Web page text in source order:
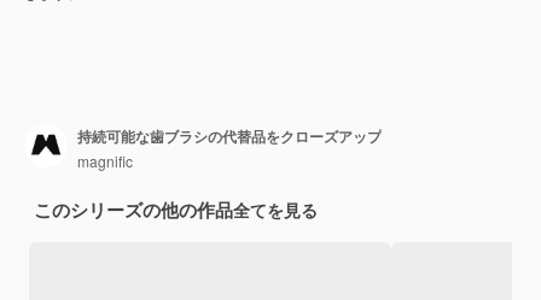
持続可能な歯ブラシの代替品をクローズアップ
magnific
このシリーズの他の作品全てを見る